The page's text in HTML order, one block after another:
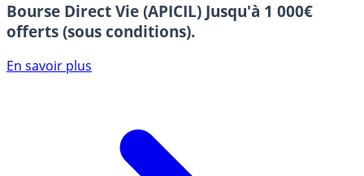
Bourse Direct Vie (APICIL) Jusqu'à 1 000€
offerts (sous conditions).
En savoir plus